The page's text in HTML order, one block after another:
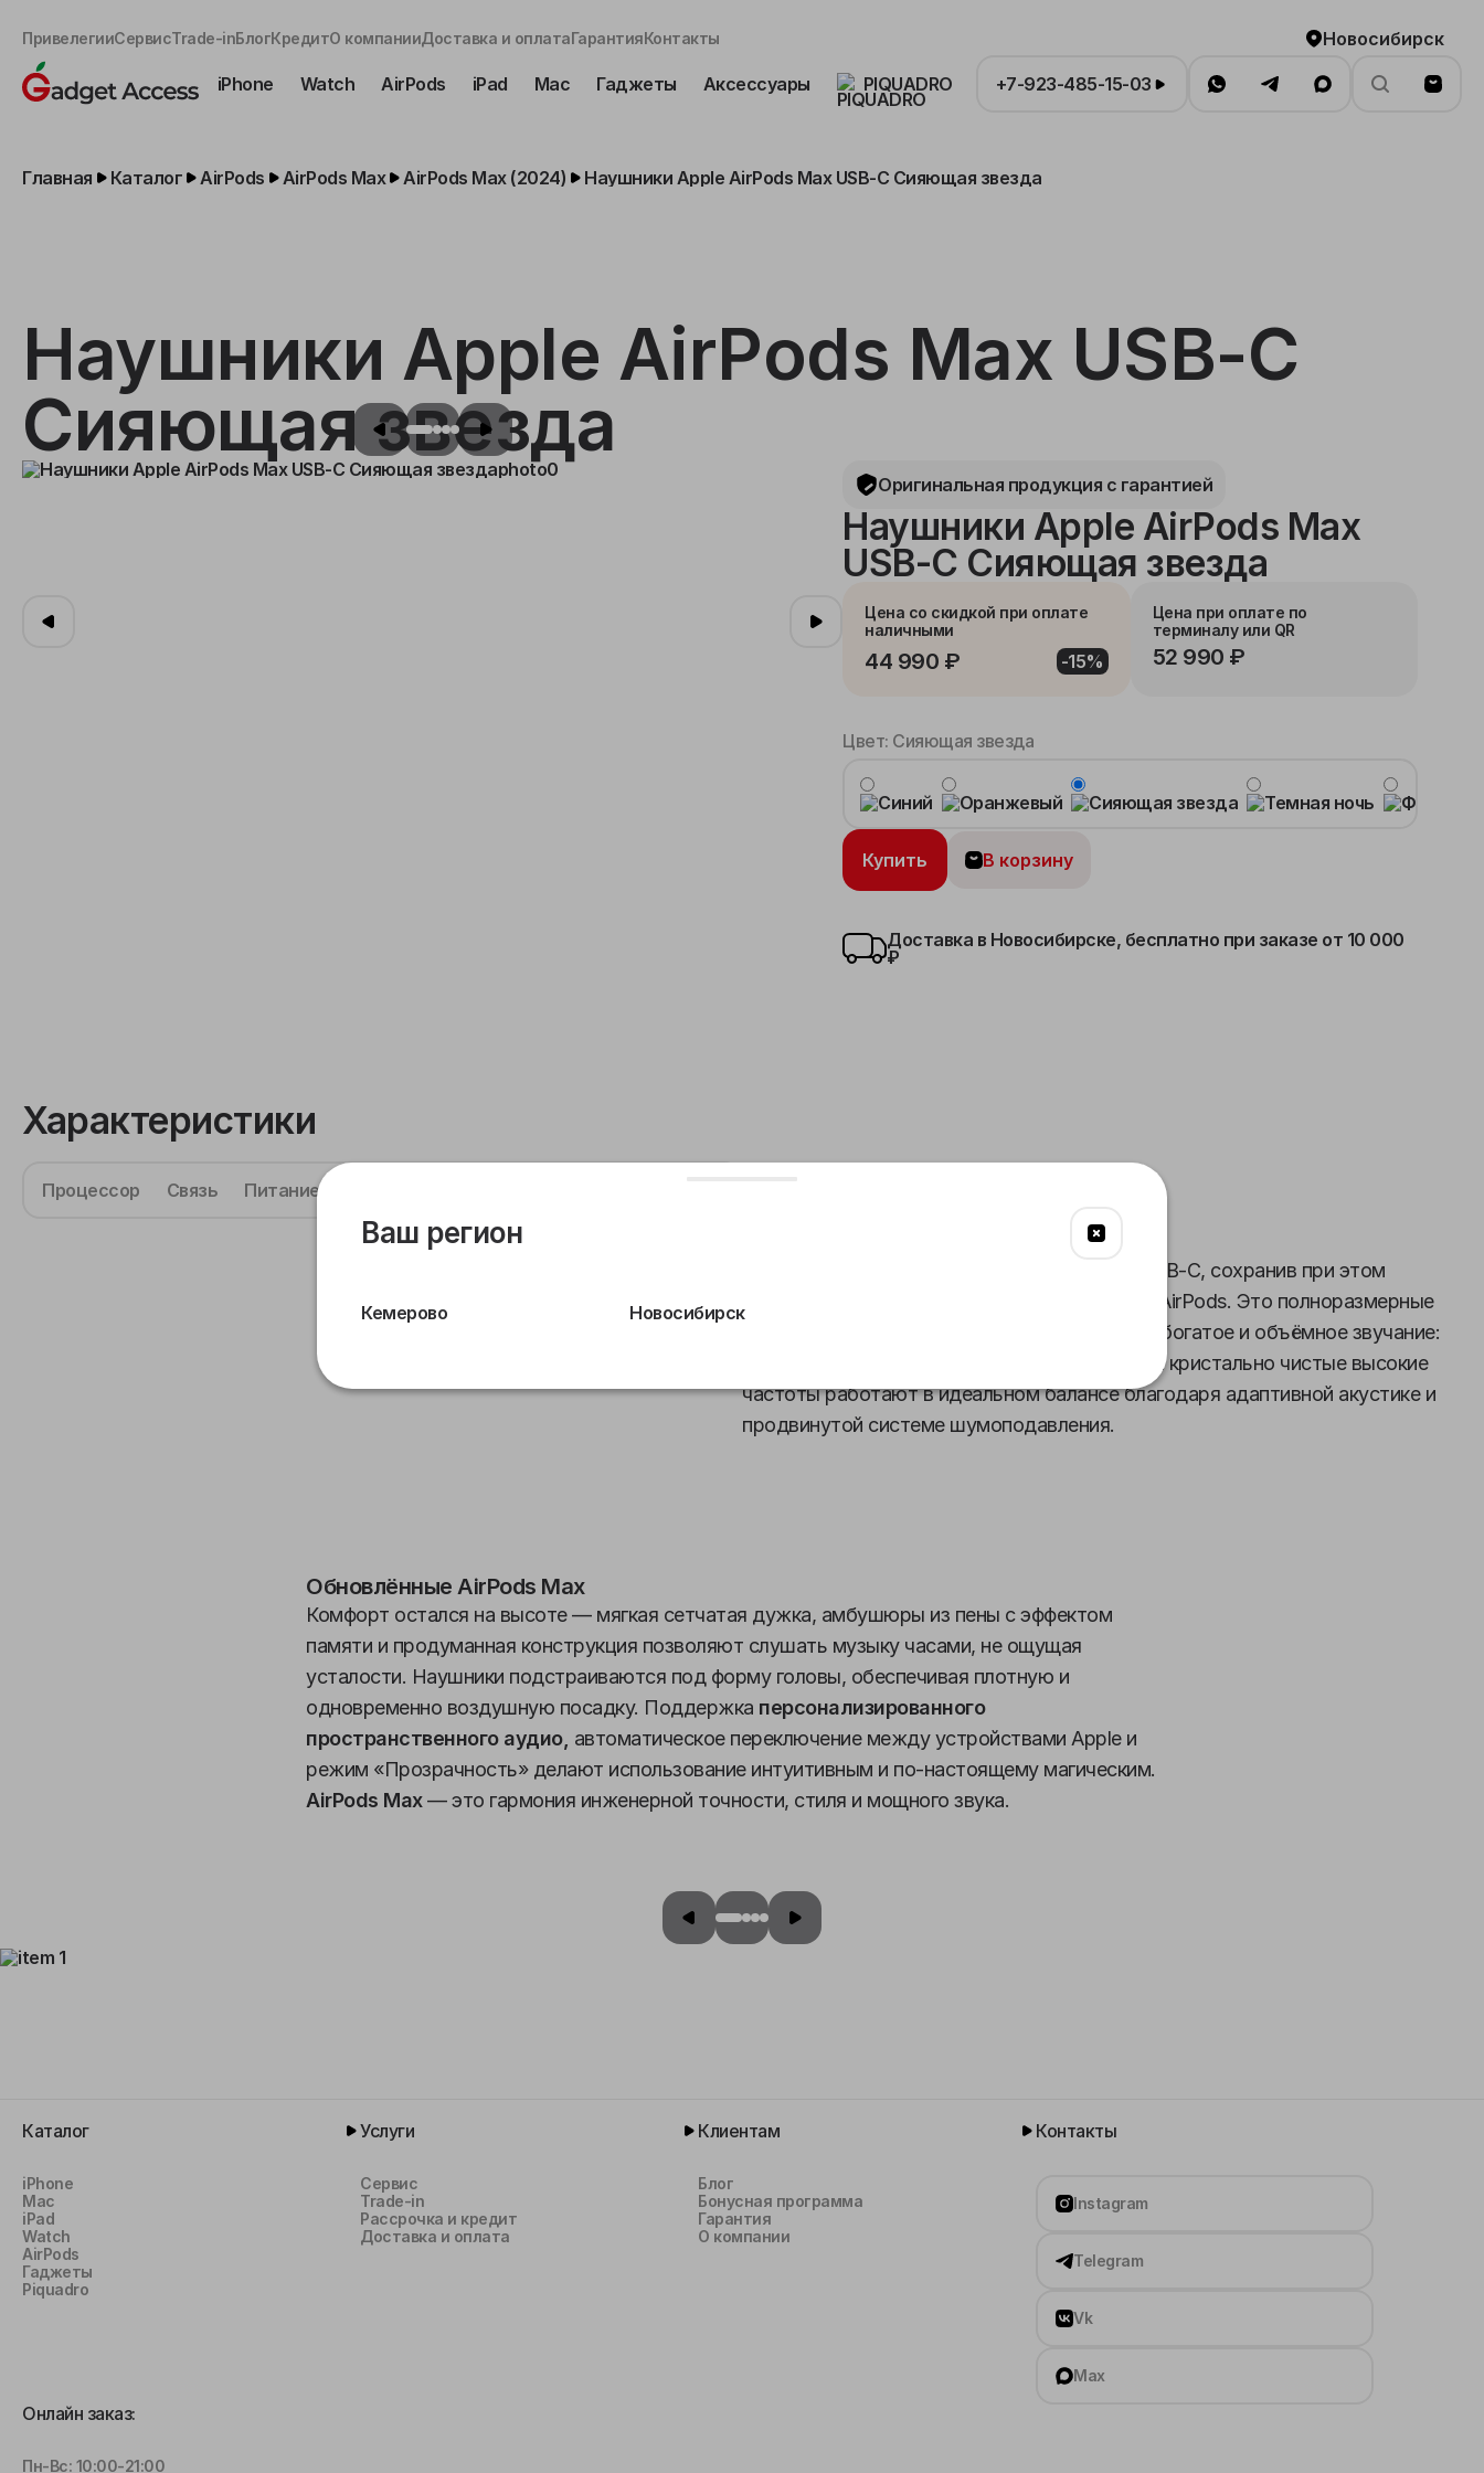
ПривелегииСервисTrade-inБлогКредитО компанииДоставка и оплатаГарантияКонтакты Новосибирск
iPhone Watch AirPods iPad Mac Гаджеты Аксессуары PIQUADRO +7-923-485-15-03
Главная Каталог AirPods AirPods Max AirPods Max (2024) Наушники Apple AirPods Max USB-C Сияющая звезда
Наушники Apple AirPods Max USB-C
Сияющая звезда
Оригинальная продукция с гарантией
Наушники Apple AirPods Max
USB-C Сияющая звезда
Цена со скидкой при оплате
наличными
44 990 ₽ -15%
Цена при оплате по
терминалу или QR
52 990 ₽
Цвет: Cияющая звезда
Купить В корзину
Доставка в Новосибирске, бесплатно при заказе от 10 000
₽
Характеристики
Процессор Связь Питание Управление
Получили новые стильные цвета и разъём USB-C, сохранив при этом
премиальный дизайн и фирменную простоту AirPods. Это полноразмерные
наушники, которые создают по-настоящему богатое и объёмное звучание:
глубокие басы, детализированная середина и кристально чистые высокие
частоты работают в идеальном балансе благодаря адаптивной акустике и
продвинутой системе шумоподавления.
Обновлённые AirPods Max
Комфорт остался на высоте — мягкая сетчатая дужка, амбушюры из пены с эффектом
памяти и продуманная конструкция позволяют слушать музыку часами, не ощущая
усталости. Наушники подстраиваются под форму головы, обеспечивая плотную и
одновременно воздушную посадку. Поддержка персонализированного
пространственного аудио, автоматическое переключение между устройствами Apple и
режим «Прозрачность» делают использование интуитивным и по-настоящему магическим.
AirPods Max— это гармония инженерной точности, стиля и мощного звука.
Каталог
iPhone
Mac
iPad
Watch
AirPods
Гаджеты
Piquadro
Услуги
Сервис
Trade-in
Рассрочка и кредит
Доставка и оплата
Клиентам
Блог
Бонусная программа
Гарантия
О компании
Контакты
Instagram
Telegram
Vk
Max
Онлайн заказ:
Пн-Вс: 10:00-21:00
Ваш регион
Кемерово Новосибирск